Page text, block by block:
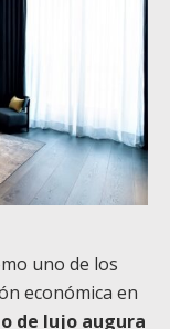
uno de los
económica en
de lujo augura